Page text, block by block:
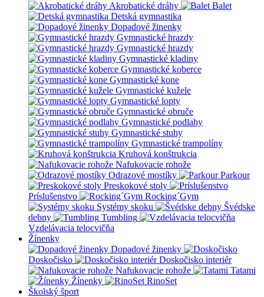
Akrobatické dráhy
Balet
Detská gymnastika
Dopadové žinenky
Gymnastické hrazdy
Gymnastické hrazdy
Gymnastické kladiny
Gymnastické koberce
Gymnastické kone
Gymnastické kužele
Gymnastické lopty
Gymnastické obruče
Gymnastické podlahy
Gymnastické stuhy
Gymnastické trampolíny
Kruhová konštrukcia
Nafukovacie rohože
Odrazové mostíky
Parkour
Preskokové stoly
Príslušenstvo
Rocking´Gym
Systémy skoku
Švédske
debny
Tumbling
Vzdelávacia telocvičňa
Žínenky
Dopadové žinenky
Doskočisko
Doskočisko interiér
Nafukovacie rohože
Tatami
Žínenky
RinoSet
Školský šport